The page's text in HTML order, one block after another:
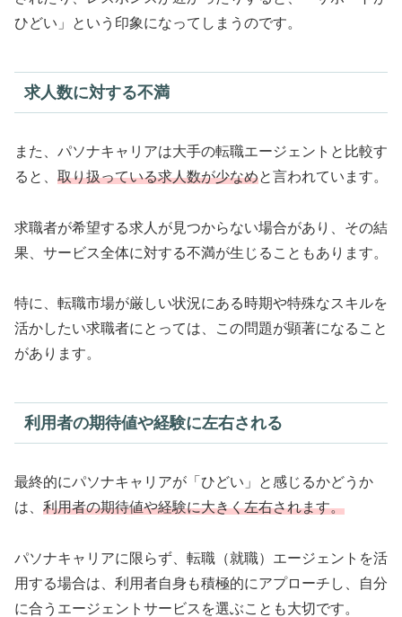
ひどい」という印象になってしまうのです。
求人数に対する不満
また、パソナキャリアは大手の転職エージェントと比較す
ると、 取り扱っている求人数が少なめと言われています。
求職者が希望する求人が見つからない場合があり、その結
果、サービス全体に対する不満が生じることもあります。
特に、転職市場が厳しい状況にある時期や特殊なスキルを
活かしたい求職者にとっては、この問題が顕著になること
があります。
利用者の期待値や経験に左右される
最終的にパソナキャリアが「ひどい」と感じるかどうか
は、 利用者の期待値や経験に大きく左右されます。
パソナキャリアに限らず、転職（就職）エージェントを活
用する場合は、利用者自身も積極的にアプローチし、自分
に合うエージェントサービスを選ぶことも大切です。